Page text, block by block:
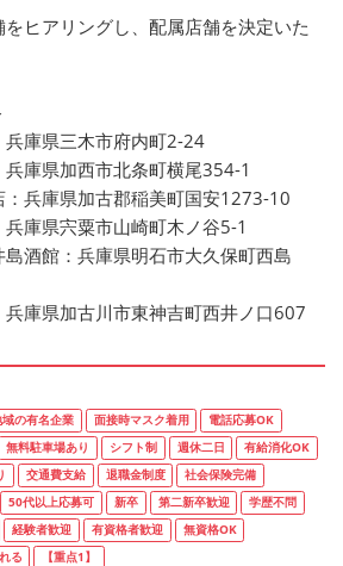
ヒアリングし、配属店舗を決定いた
兵庫県三木市府内町2-24
庫県加西市北条町横尾354-1
：兵庫県加古郡稲美町国安1273-10
庫県宍粟市山崎町木ノ谷5-1
酒館：兵庫県明石市大久保町西島
庫県加古川市東神吉町西井ノ口607
域の有名企業 面接時マスク着用
電話応募OK
無料駐車場あり シフト制 週休二日
有給消化OK
交通費支給 退職金制度
社会保険完備
50代以上応募可 新卒 第二新卒歓迎
学歴不問
経験者歓迎 有資格者歓迎
無資格OK
る 【重点1】